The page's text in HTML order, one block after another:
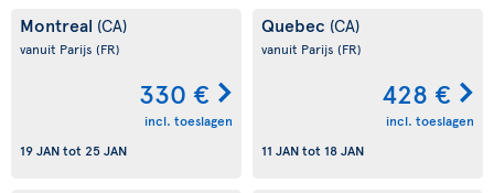
Montreal (CA)
vanuit Parijs (FR)
330 €
incl. toeslagen
19 JANtot 25 JAN
Quebec (CA)
vanuit Parijs (FR)
428 €
incl. toeslagen
11 JANtot 18 JAN